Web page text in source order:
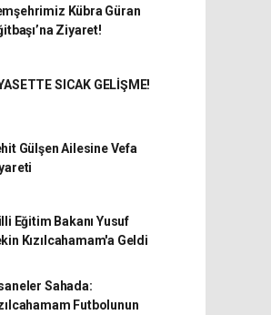
Kübra Güran
Ziyaret!
SICAK GELİŞME!
Gülşen Ailesine Vefa
Eğitim Bakanı Yusuf
Kızılcahamam'a Geldi
Sahada:
Futbolunun